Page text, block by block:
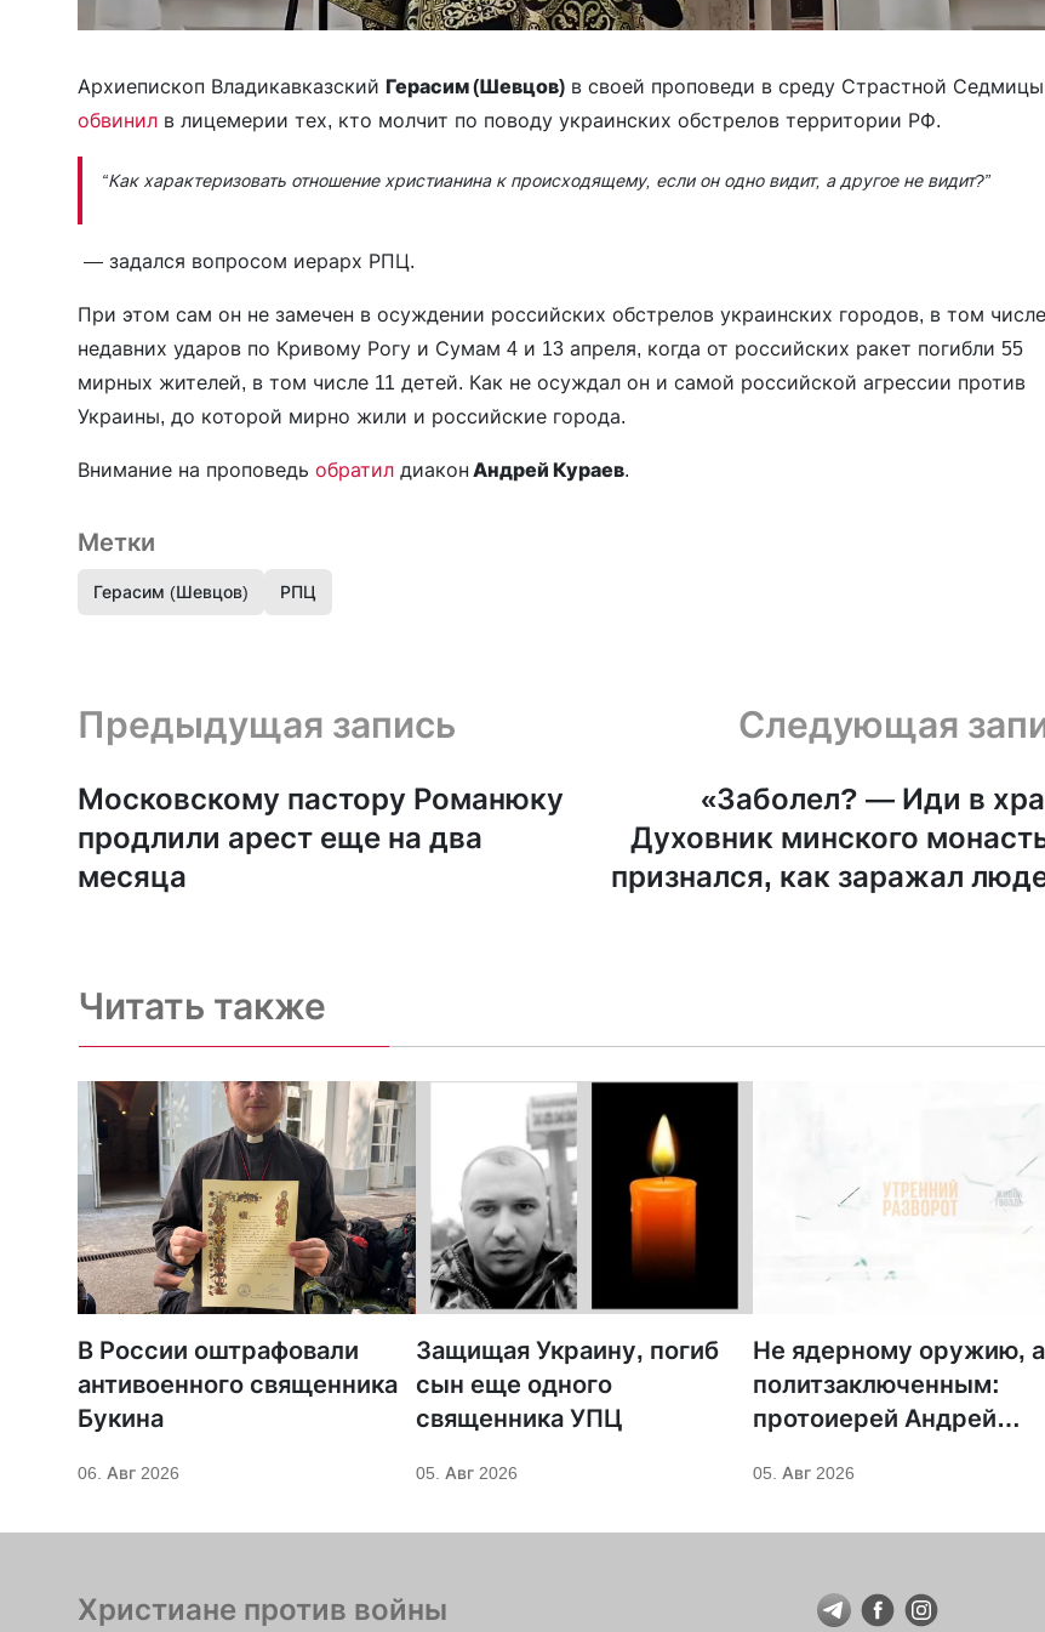
Архиепископ Владикавказский Герасим (Шевцов) в своей проповеди в среду Страстной Седмицы
обвинил в лицемерии тех, кто молчит по поводу украинских обстрелов территории РФ.
“Как характеризовать отношение христианина к происходящему, если он одно видит, а другое не видит?”
— задался вопросом иерарх РПЦ.
При этом сам он не замечен в осуждении российских обстрелов украинских городов, в том числе
недавних ударов по Кривому Рогу и Сумам 4 и 13 апреля, когда от российских ракет погибли 55
мирных жителей, в том числе 11 детей. Как не осуждал он и самой российской агрессии против
Украины, до которой мирно жили и российские города.
Внимание на проповедь обратил диакон Андрей Кураев.
Метки
Герасим (Шевцов) РПЦ
Предыдущая запись и следующая запись
Предыдущая запись
Московскому пастору Романюку
продлили арест еще на два
месяца
Следующая
«Заболел? — Иди в
Духовник минского
признался, как заражал
Читать также
В России оштрафовали
антивоенного священника
Букина
06. Авг 2026
Защищая Украину, погиб
сын еще одного
священника УПЦ
05. Авг 2026
Не ядерному оружию, а
политзаключенным:
протоиерей Андрей
иное покровительство
05. Авг 2026
Христиане против войны